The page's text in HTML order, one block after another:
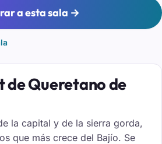
a esta sala →
de Queretano de
la capital y de la sierra gorda,
que más crece del Bajío. Se